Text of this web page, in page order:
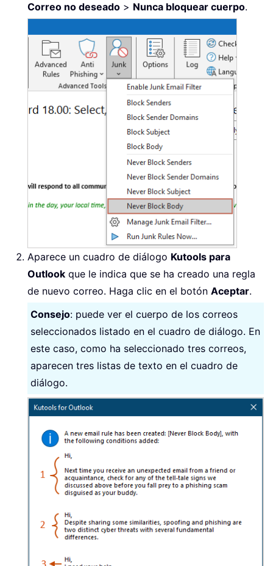
Correo no deseado > Nunca bloquear cuerpo.
Aparece un cuadro de diálogo Kutools para
Outlook que le indica que se ha creado una regla
de nuevo correo. Haga clic en el botón Aceptar.
Consejo: puede ver el cuerpo de los correos
seleccionados listado en el cuadro de diálogo. En
este caso, como ha seleccionado tres correos,
aparecen tres listas de texto en el cuadro de
diálogo.